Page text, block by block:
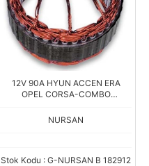
12V 90A HYUN ACCEN ERA
OPEL CORSA-COMBO
NURSAN
Stok Kodu : G-NURSAN B 182912